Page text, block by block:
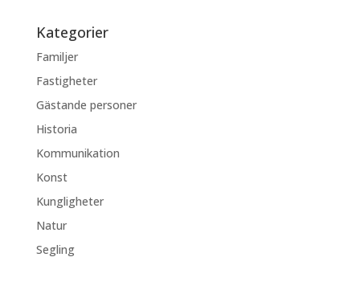
Kategorier
Familjer
Fastigheter
Gästande personer
Historia
Kommunikation
Konst
Kungligheter
Natur
Segling